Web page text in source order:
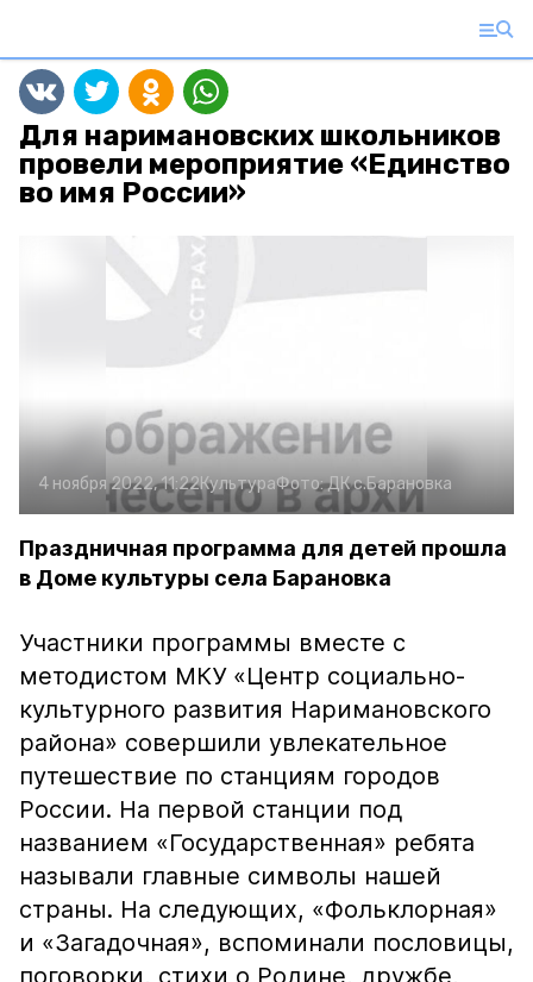
Для наримановских школьников
провели мероприятие «Единство
во имя России»
4 ноября 2022, 11:22КультураФото:ДК с.Барановка
Праздничная программа для детей прошла
в Доме культуры села Барановка
Участники программы вместе с
методистом МКУ «Центр социально-
культурного развития Наримановского
района» совершили увлекательное
путешествие по станциям городов
России. На первой станции под
названием «Государственная» ребята
называли главные символы нашей
страны. На следующих, «Фольклорная»
и «Загадочная», вспоминали пословицы,
поговорки, стихи о Родине, дружбе,